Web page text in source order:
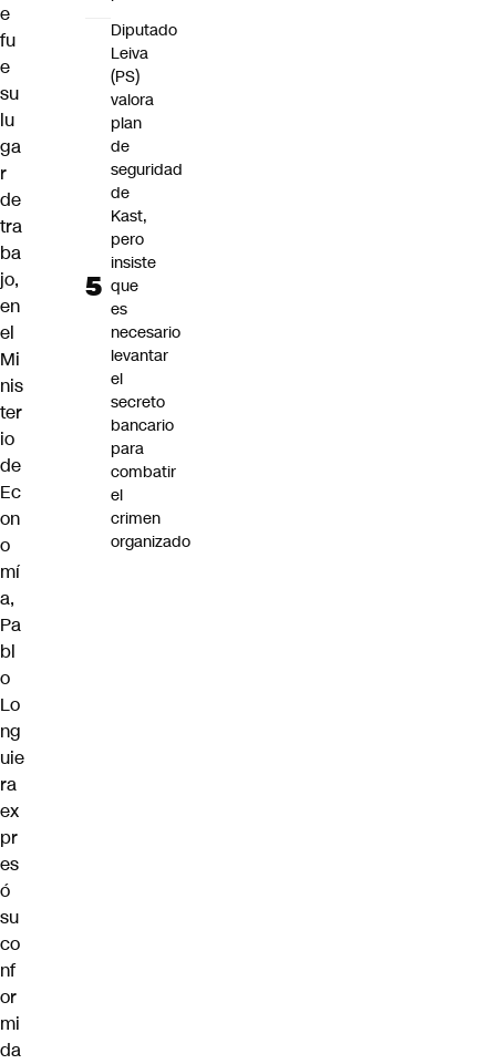
e
fu
e
su
lu
ga
r
de
tra
ba
jo,
en
el
Mi
nis
ter
io
de
Ec
on
o
mí
a,
Pa
bl
o
Lo
ng
uie
ra
ex
pr
es
ó
su
co
nf
or
mi
da
Diputado
Leiva
(PS)
valora
plan
de
seguridad
de
Kast,
pero
insiste
que
es
necesario
levantar
el
secreto
bancario
para
combatir
el
crimen
organizado